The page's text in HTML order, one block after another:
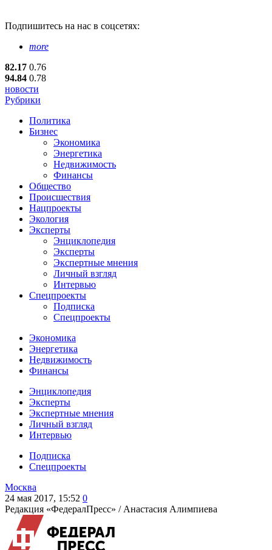
Подпишитесь на нас в соцсетях:
more
82.17 0.76
94.84 0.78
новости
Рубрики
Политика
Бизнес
Экономика
Энергетика
Недвижимость
Финансы
Общество
Происшествия
Нацпроекты
Экология
Эксперты
Энциклопедия
Эксперты
Экспертные мнения
Личный взгляд
Интервью
Спецпроекты
Подписка
Спецпроекты
Экономика
Энергетика
Недвижимость
Финансы
Энциклопедия
Эксперты
Экспертные мнения
Личный взгляд
Интервью
Подписка
Спецпроекты
Москва
24 мая 2017, 15:52 0
Редакция «ФедералПресс» / Анастасия Алимпиева